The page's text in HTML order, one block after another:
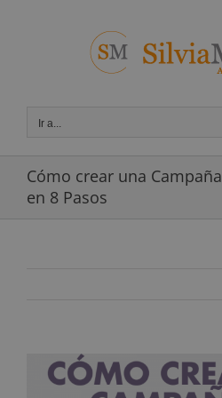
Ir a...
Cómo crear una
en 8 Pasos
imagen